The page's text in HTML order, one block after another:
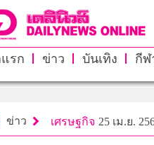
รก ข่าว บันเทิง กีฬ
ข่าว เศรษฐกิจ 25 เม.ย.